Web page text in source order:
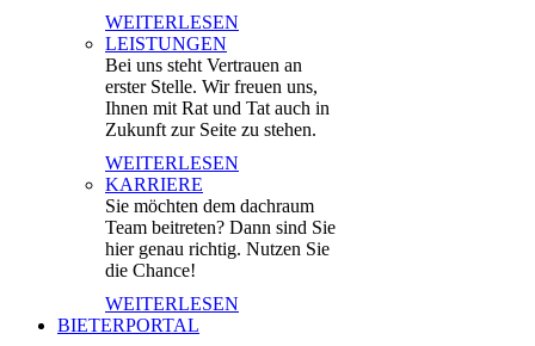
WEITERLESEN
LEISTUNGEN
Bei uns steht Vertrauen an
erster Stelle. Wir freuen uns,
Ihnen mit Rat und Tat auch in
Zukunft zur Seite zu stehen.
WEITERLESEN
KARRIERE
Sie möchten dem dachraum
Team beitreten? Dann sind Sie
hier genau richtig. Nutzen Sie
die Chance!
WEITERLESEN
BIETERPORTAL